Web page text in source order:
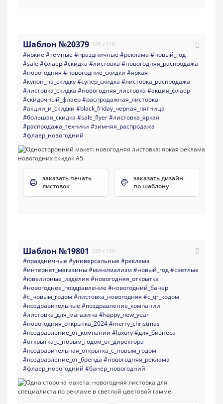
Шаблон №20379 148 x 210
#яркие #темные #праздничные #реклама #новый_год
#sale #флаер#скидка #листовка #новогодняя_распродажа
#новогодняя #новогодние_скидки #яркая
#купон_на_скидку#супер_скидка #листовка_распродажа
#листовка_скидка #новогодняя_листовка #акция_флаер
#скидочный_флаер#распродажная_листовка
#акции_и_скидки #black_friday_черная_пятница
#большая_скидка #sale_flyer#листовка_яркая
#распродажа_техники #зимняя_распродажа
#флаер_новогодний
заказать печать
листовок
заказать дизайн
по шаблону
Шаблон №19801 120 x 120
#праздничные #универсальные #реклама
#интернет_магазины#минимализм #новый_год#светлые
#ювелирные_изделия #новогодняя_открытка
#новогоднее_поздравление #новогодний_банер
#с_новым_годом #листовка_новогодняя #с_qr_кодом
#поздравительные #поздравление_компании
#листовка_для_магазина #happy_new_year
#новогодняя_открытка_2024#merry_christmas
#поздравление_от_компании #luxury#для_бизнеса
#открытка_с_новым_годом_от_директора
#поздравительная_открытка_с_новым_годом
#поздравление_от_бренда #новогодняя_реклама
#флаер_новогодний #банер_новогодний